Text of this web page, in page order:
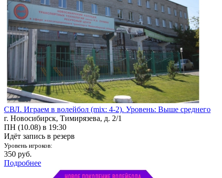
СВЛ. Играем в волейбол (mix: 4-2). Уровень: Выше среднего
г. Новосибирск, Тимирязева, д. 2/1
ПН (10.08) в 19:30
Идёт запись в резерв
Уровень игроков:
350 руб.
Подробнее